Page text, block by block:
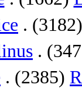
.
.
. (2385)